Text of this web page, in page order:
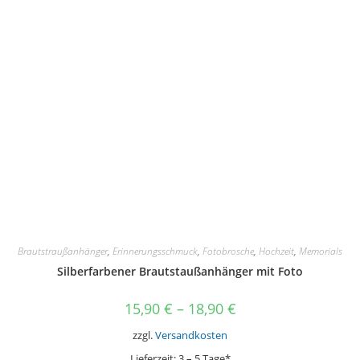
Brautstraußanhänger, Erinnerungsschmuck, Fotobrosche, Hochzeit, Memorials
Silberfarbener Brautstaußanhänger mit Foto
15,90 € – 18,90 €
zzgl.Versandkosten